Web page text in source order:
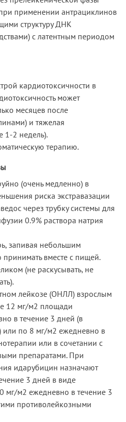
применении антрациклинов
структуру ДНК
с латентным периодом
кардиотоксичности в
может
месяцев после
и тяжелая
1-2 недель).
терапию.
(очень медленно) в
риска экстравазации
через трубку системы для
0.9% раствора натрия
запивая небольшим
вместе с пищей.
(не раскусывать, не
лейкозе (ОНЛЛ) взрослым
12 мг/м2 площади
в течение 3 дней (в
или по 8 мг/м2 ежедневно в
или в сочетании с
препаратами. При
идарубицин назначают
3 дней в виде
мг/м2 ежедневно в течение 3
противолейкозными